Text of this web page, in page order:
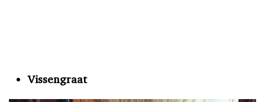
Vissengraat